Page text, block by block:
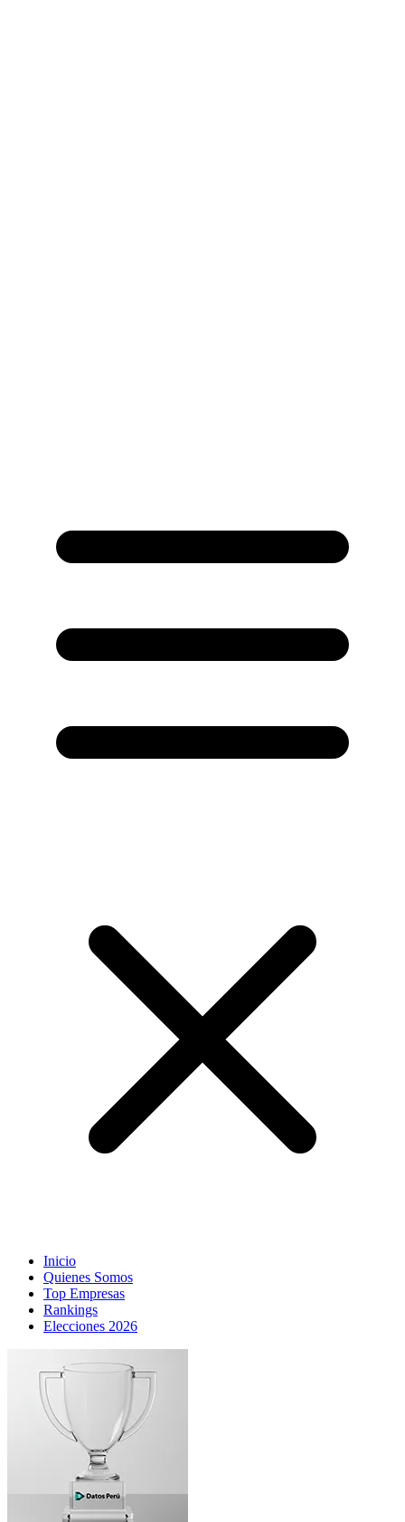
Inicio
Quienes Somos
Top Empresas
Rankings
Elecciones 2026